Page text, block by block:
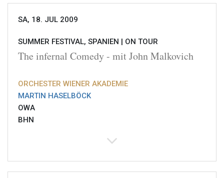
SA, 18. JUL 2009
SUMMER FESTIVAL, SPANIEN | ON TOUR
The infernal Comedy - mit John Malkovich
ORCHESTER WIENER AKADEMIE
MARTIN HASELBÖCK
OWA
BHN